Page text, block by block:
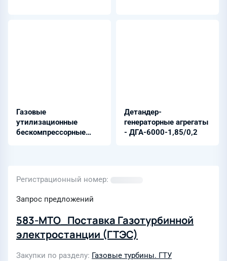
Газовые
утилизационные
бескомпрессорные
Детандер-
генераторные агрегаты
- ДГА-6000-1,85/0,2
Регистрационный номер
Запрос предложений
583-МТО_Поставка Газотурбинной
электростанции (ГТЭС)
Закупки по разделу Газовые турбины. ГТУ